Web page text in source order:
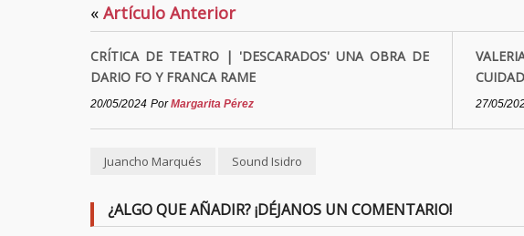
« Artículo Anterior
CRÍTICA DE TEATRO | 'DESCARADOS' UNA OBRA DE
DARIO FO Y FRANCA RAME
20/05/2024 PorMargarita Pérez 27/05/
Juancho Marqués Sound Isidro
¿ALGO QUE AÑADIR? ¡DÉJANOS UN COMENTARIO!